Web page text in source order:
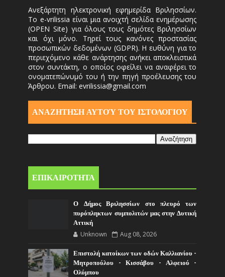
Ανεξάρτητη ηλεκτρονική εφημερίδα Βριλησσίων.
Το e-vrilissia είναι μια ανοιχτή σελίδα ενημέρωσης
(OPEN Site) για όλους τους δημότες Βριλησσίων
και όχι μόνο. Τηρεί τους κανόνες προστασίας
προσωπικών δεδομένων (GDPR). Η ευθύνη για το
περιεχόμενο κάθε ανάρτησης ανήκει αποκλειστικά
στον συντάκτη, ο οποίος οφείλει να αναφέρει το
ονοματεπώνυμό του ή την πηγή προέλευσης του
Άρθρου. Email: evrilissia@gmail.com
ΑΝΑΖΗΤΗΣΗ ΑΥΤΟΎ ΤΟΥ ΙΣΤΟΛΟΓΙΟΥ
ΕΠΙΚΑΙΡΟΤΗΤΑ
Ο Δήμος Βριλησσίων στο πλευρό των
πυρόπληκτων συμπολιτών μας στην Δυτική
Αττική
Unknown Aug 08, 2026
Επιστολή κατοίκων των οδών Καλλιανίου -
Μητροπούλου - Κισσάβου - Αλφειού -
Ολύμπου